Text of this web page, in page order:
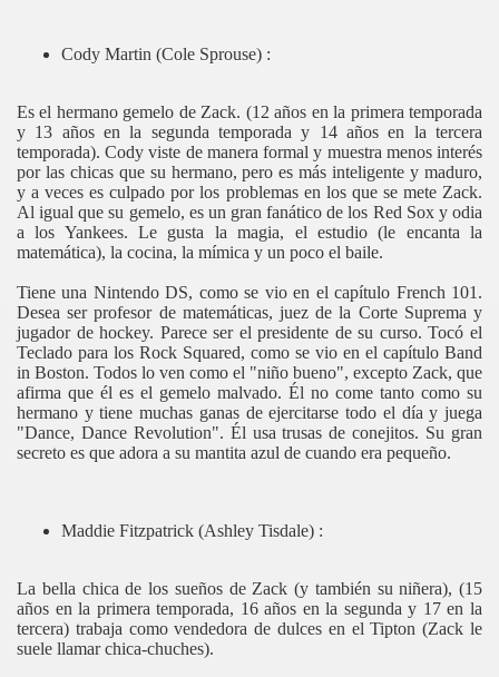
Cody Martin (Cole Sprouse) :
Es el hermano gemelo de Zack. (12 años en la primera temporada
y 13 años en la segunda temporada y 14 años en la tercera
temporada). Cody viste de manera formal y muestra menos interés
por las chicas que su hermano, pero es más inteligente y maduro,
y a veces es culpado por los problemas en los que se mete Zack.
Al igual que su gemelo, es un gran fanático de los Red Sox y odia
a los Yankees. Le gusta la magia, el estudio (le encanta la
matemática), la cocina, la mímica y un poco el baile.
Tiene una Nintendo DS, como se vio en el capítulo French 101.
Desea ser profesor de matemáticas, juez de la Corte Suprema y
jugador de hockey. Parece ser el presidente de su curso. Tocó el
Teclado para los Rock Squared, como se vio en el capítulo Band
in Boston. Todos lo ven como el "niño bueno", excepto Zack, que
afirma que él es el gemelo malvado. Él no come tanto como su
hermano y tiene muchas ganas de ejercitarse todo el día y juega
"Dance, Dance Revolution". Él usa trusas de conejitos. Su gran
secreto es que adora a su mantita azul de cuando era pequeño.
Maddie Fitzpatrick (Ashley Tisdale) :
La bella chica de los sueños de Zack (y también su niñera), (15
años en la primera temporada, 16 años en la segunda y 17 en la
tercera) trabaja como vendedora de dulces en el Tipton (Zack le
suele llamar chica-chuches).